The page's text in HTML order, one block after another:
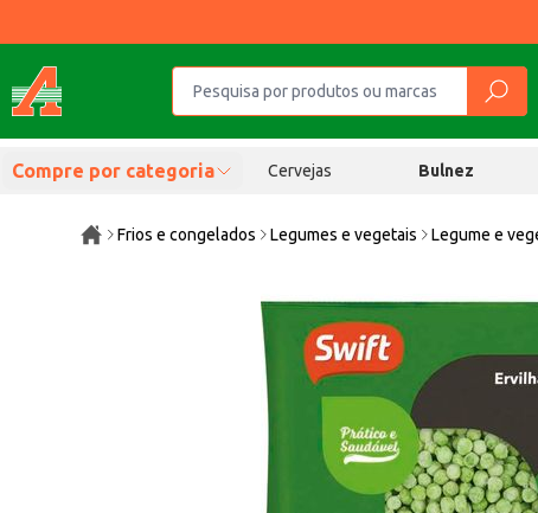
Compre por categoria Cervejas Bulnez
Frios e congelados Legumes e vegetais Legume e